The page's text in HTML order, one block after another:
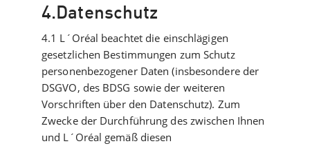
4.Datenschutz
4.1 L´Oréal beachtet die einschlägigen
gesetzlichen Bestimmungen zum Schutz
personenbezogener Daten (insbesondere der
DSGVO, des BDSG sowie der weiteren
Vorschriften über den Datenschutz). Zum
Zwecke der Durchführung des zwischen Ihnen
und L´Oréal gemäß diesen